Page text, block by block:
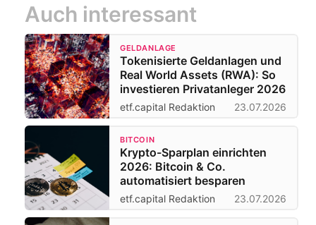
Auch interessant
GELDANLAGE
Tokenisierte Geldanlagen und
Real World Assets (RWA): So
investieren Privatanleger 2026
etf.capital Redaktion 23.07.2026
BITCOIN
Krypto-Sparplan einrichten
2026: Bitcoin & Co.
automatisiert besparen
etf.capital Redaktion 23.07.2026